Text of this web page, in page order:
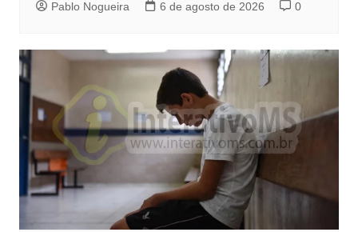
Pablo Nogueira 6 de agosto de 2026 0